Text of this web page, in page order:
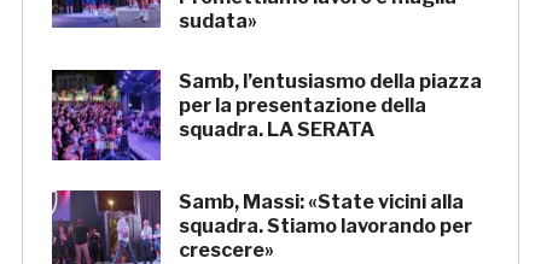
sudata»
Samb, l’entusiasmo della piazza
per la presentazione della
squadra. LA SERATA
Samb, Massi: «State vicini alla
squadra. Stiamo lavorando per
crescere»